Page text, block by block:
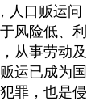
人口贩运问
风险低、利
从事劳动及
运已成为国
罪，也是侵